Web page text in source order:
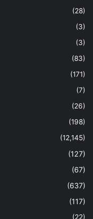
(28)
(3)
(3)
(83)
(171)
(7)
(26)
(198)
(12,145)
(127)
(67)
(637)
(117)
(22)